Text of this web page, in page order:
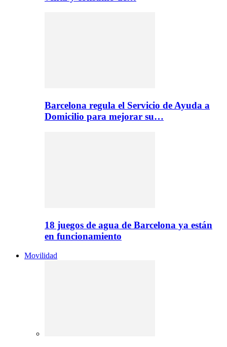
Barcelona regula el Servicio de Ayuda a
Domicilio para mejorar su…
18 juegos de agua de Barcelona ya están
en funcionamiento
Movilidad